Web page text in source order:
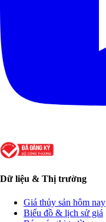
Dữ liệu & Thị trường
Giá thủy sản hôm nay
Biểu đồ & lịch sử giá